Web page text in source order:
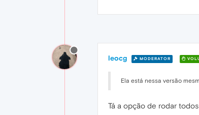
leocg MODERATOR
Ela está nessa versão
Tá a opção de rodar